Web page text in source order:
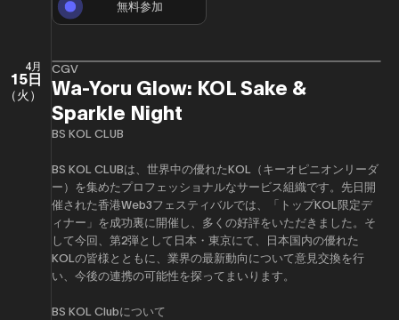
無料参加
4月
15日
（火）
CGV
Wa-Yoru Glow: KOL Sake &
Sparkle Night
BS KOL CLUB
BS KOL CLUBは、世界中の優れたKOL（キーオピニオンリーダ
ー）を集めたプロフェッショナルなサービス組織です。先日開
催された香港Web3フェスティバルでは、「トップKOL限定デ
ィナー」を成功裏に開催し、多くの好評をいただきました。そ
して今回、第2弾として日本・東京にて、日本国内の優れた
KOLの皆様とともに、業界の最新動向について意見交換を行
い、今後の連携の可能性を探ってまいります。
BS KOL Clubについて